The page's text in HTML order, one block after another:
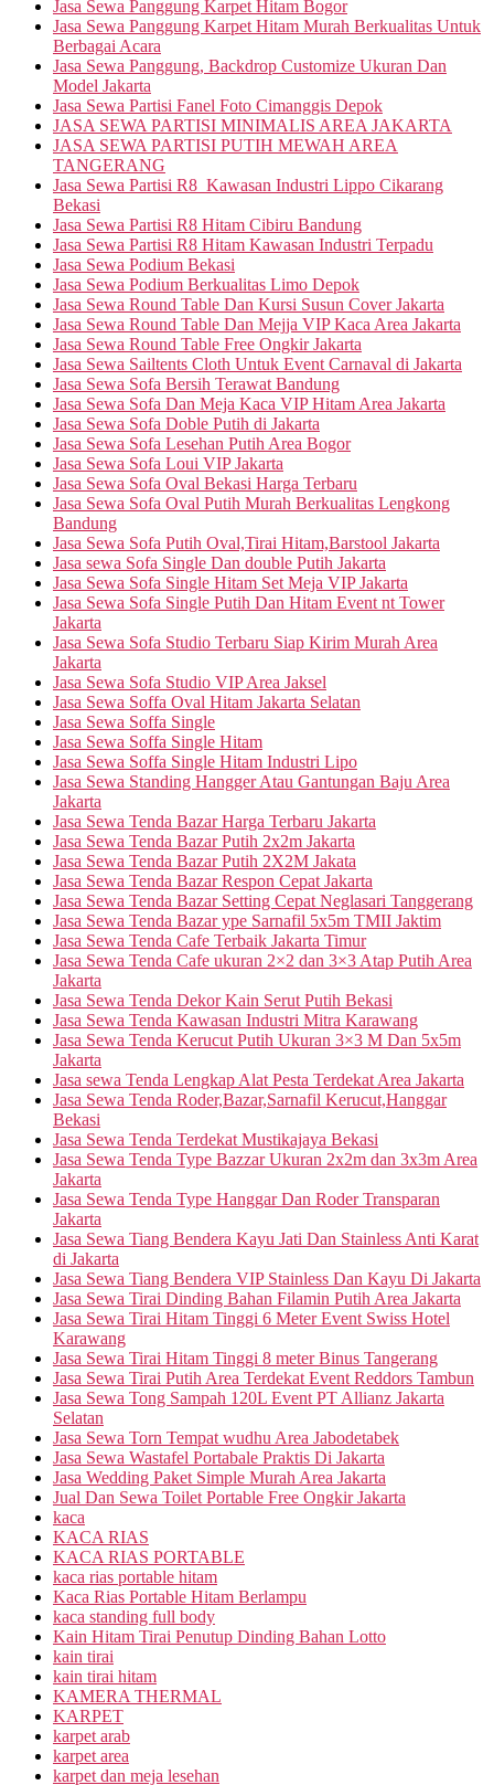
Jasa Sewa Panggung Karpet Hitam Bogor
Jasa Sewa Panggung Karpet Hitam Murah Berkualitas Untuk
Berbagai Acara
Jasa Sewa Panggung, Backdrop Customize Ukuran Dan
Model Jakarta
Jasa Sewa Partisi Fanel Foto Cimanggis Depok
JASA SEWA PARTISI MINIMALIS AREA JAKARTA
JASA SEWA PARTISI PUTIH MEWAH AREA
TANGERANG
Jasa Sewa Partisi R8 Kawasan Industri Lippo Cikarang
Bekasi
Jasa Sewa Partisi R8 Hitam Cibiru Bandung
Jasa Sewa Partisi R8 Hitam Kawasan Industri Terpadu
Jasa Sewa Podium Bekasi
Jasa Sewa Podium Berkualitas Limo Depok
Jasa Sewa Round Table Dan Kursi Susun Cover Jakarta
Jasa Sewa Round Table Dan Mejja VIP Kaca Area Jakarta
Jasa Sewa Round Table Free Ongkir Jakarta
Jasa Sewa Sailtents Cloth Untuk Event Carnaval di Jakarta
Jasa Sewa Sofa Bersih Terawat Bandung
Jasa Sewa Sofa Dan Meja Kaca VIP Hitam Area Jakarta
Jasa Sewa Sofa Doble Putih di Jakarta
Jasa Sewa Sofa Lesehan Putih Area Bogor
Jasa Sewa Sofa Loui VIP Jakarta
Jasa Sewa Sofa Oval Bekasi Harga Terbaru
Jasa Sewa Sofa Oval Putih Murah Berkualitas Lengkong
Bandung
Jasa Sewa Sofa Putih Oval,Tirai Hitam,Barstool Jakarta
Jasa sewa Sofa Single Dan double Putih Jakarta
Jasa Sewa Sofa Single Hitam Set Meja VIP Jakarta
Jasa Sewa Sofa Single Putih Dan Hitam Event nt Tower
Jakarta
Jasa Sewa Sofa Studio Terbaru Siap Kirim Murah Area
Jakarta
Jasa Sewa Sofa Studio VIP Area Jaksel
Jasa Sewa Soffa Oval Hitam Jakarta Selatan
Jasa Sewa Soffa Single
Jasa Sewa Soffa Single Hitam
Jasa Sewa Soffa Single Hitam Industri Lipo
Jasa Sewa Standing Hangger Atau Gantungan Baju Area
Jakarta
Jasa Sewa Tenda Bazar Harga Terbaru Jakarta
Jasa Sewa Tenda Bazar Putih 2x2m Jakarta
Jasa Sewa Tenda Bazar Putih 2X2M Jakata
Jasa Sewa Tenda Bazar Respon Cepat Jakarta
Jasa Sewa Tenda Bazar Setting Cepat Neglasari Tanggerang
Jasa Sewa Tenda Bazar ype Sarnafil 5x5m TMII Jaktim
Jasa Sewa Tenda Cafe Terbaik Jakarta Timur
Jasa Sewa Tenda Cafe ukuran 2×2 dan 3×3 Atap Putih Area
Jakarta
Jasa Sewa Tenda Dekor Kain Serut Putih Bekasi
Jasa Sewa Tenda Kawasan Industri Mitra Karawang
Jasa Sewa Tenda Kerucut Putih Ukuran 3×3 M Dan 5x5m
Jakarta
Jasa sewa Tenda Lengkap Alat Pesta Terdekat Area Jakarta
Jasa Sewa Tenda Roder,Bazar,Sarnafil Kerucut,Hanggar
Bekasi
Jasa Sewa Tenda Terdekat Mustikajaya Bekasi
Jasa Sewa Tenda Type Bazzar Ukuran 2x2m dan 3x3m Area
Jakarta
Jasa Sewa Tenda Type Hanggar Dan Roder Transparan
Jakarta
Jasa Sewa Tiang Bendera Kayu Jati Dan Stainless Anti Karat
di Jakarta
Jasa Sewa Tiang Bendera VIP Stainless Dan Kayu Di Jakarta
Jasa Sewa Tirai Dinding Bahan Filamin Putih Area Jakarta
Jasa Sewa Tirai Hitam Tinggi 6 Meter Event Swiss Hotel
Karawang
Jasa Sewa Tirai Hitam Tinggi 8 meter Binus Tangerang
Jasa Sewa Tirai Putih Area Terdekat Event Reddors Tambun
Jasa Sewa Tong Sampah 120L Event PT Allianz Jakarta
Selatan
Jasa Sewa Torn Tempat wudhu Area Jabodetabek
Jasa Sewa Wastafel Portabale Praktis Di Jakarta
Jasa Wedding Paket Simple Murah Area Jakarta
Jual Dan Sewa Toilet Portable Free Ongkir Jakarta
kaca
KACA RIAS
KACA RIAS PORTABLE
kaca rias portable hitam
Kaca Rias Portable Hitam Berlampu
kaca standing full body
Kain Hitam Tirai Penutup Dinding Bahan Lotto
kain tirai
kain tirai hitam
KAMERA THERMAL
KARPET
karpet arab
karpet area
karpet dan meja lesehan